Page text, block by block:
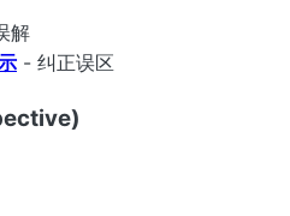
解
- 纠正误区